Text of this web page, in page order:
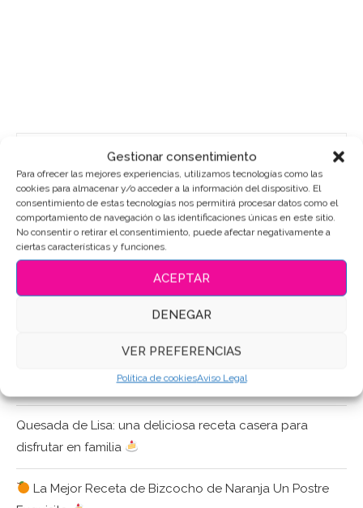
Gestionar consentimiento
Para ofrecer las mejores experiencias, utilizamos tecnologías como las
cookies para almacenar y/o acceder a la información del dispositivo. El
consentimiento de estas tecnologías nos permitirá procesar datos como el
comportamiento de navegación o las identificaciones únicas en este sitio.
No consentir o retirar el consentimiento, puede afectar negativamente a
ciertas características y funciones.
ACEPTAR
DENEGAR
VER PREFERENCIAS
Política de cookiesAviso Legal
ENTRADAS RECIENTES
El Postre de Lisa El Arte de la Repostería Artesanal de
Valladolid
El Postre de Lisa es Tierra de Sabor
Galletas Decoradas de Costura
Quesada de Lisa: una deliciosa receta casera para
disfrutar en familia
La Mejor Receta de Bizcocho de Naranja Un Postre